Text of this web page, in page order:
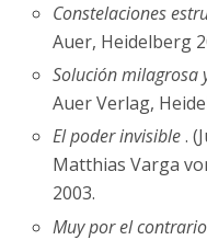
Constelaciones
Auer, Heidelberg
Solución milagrosa
Auer Verlag,
El poder invisible.
Matthias Varga
2003.
Muy por el contrario